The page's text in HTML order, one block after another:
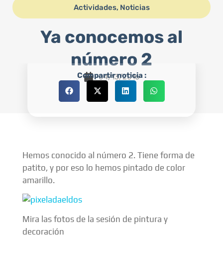
Actividades, Noticias
Ya conocemos al
número 2
04/13/2016
Compartir noticia :
Hemos conocido al número 2. Tiene forma de
patito, y por eso lo hemos pintado de color
amarillo.
Mira las fotos de la sesión de pintura y
decoración